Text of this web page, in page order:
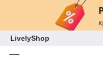
LivelyShop